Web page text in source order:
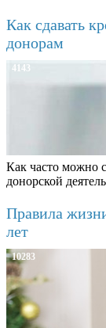
Как сдавать
донорам
4143
Как часто можно
донорской
Правила
лет
10283